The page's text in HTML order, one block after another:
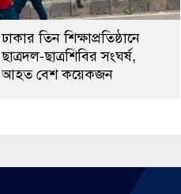
ঢাকার তিন শিক্ষাপ্রতিষ্ঠানে
ছাত্রদল-ছাত্রশিবির সংঘর্ষ,
আহত বেশ কয়েকজন